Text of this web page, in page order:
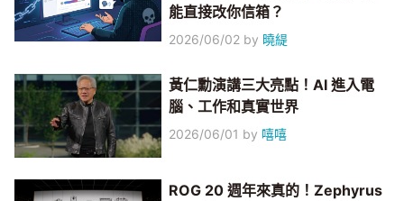
能直接改你信箱？
2026/06/02 by 曉緹
黃仁勳演講三大亮點！AI 進入電
腦、工作和真實世界
2026/06/01 by 嘻嘻
ROG 20 週年來真的！Zephyrus